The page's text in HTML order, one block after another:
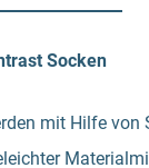
Socken
mit Hilfe